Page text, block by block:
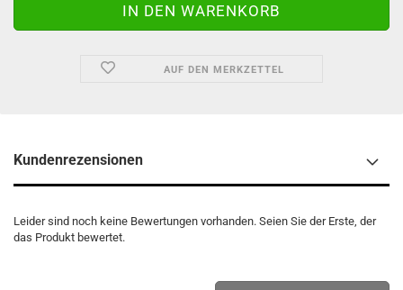
AUF DEN MERKZETTEL
Kundenrezensionen
Leider sind noch keine Bewertungen vorhanden. Seien Sie der Erste, der
das Produkt bewertet.